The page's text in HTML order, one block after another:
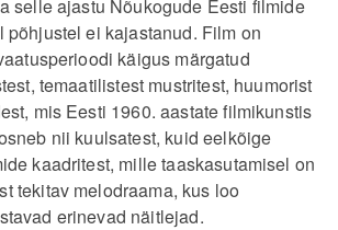
selle ajastu Nõukogude Eesti filmide
põhjustel ei kajastanud. Film on
käigus märgatud
temaatilistest mustritest, huumorist
mis Eesti 1960. aastate filmikunstis
nii kuulsatest, kuid eelkõige
kaadritest, mille taaskasutamisel on
tekitav melodraama, kus loo
erinevad näitlejad.